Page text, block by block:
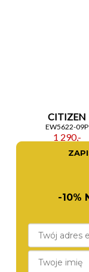
CITIZEN
EW5622-09P
1 290,-
-10%